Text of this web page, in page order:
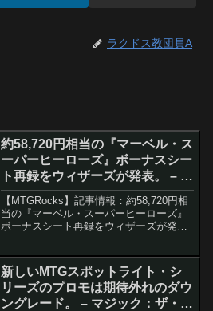
ラクドス教団員A
約58,720円相当の『マーベル・ス
ーパーヒーローズ』ボーナスシー
ト再録をウィザーズが発表。 – マ
ジック：ザ・ギャザリング
【MTGRocks】記事情報：約58,720円相
当の『マーベル・スーパーヒーローズ』
ボーナスシート再録をウィザーズが発
値Magic: The Gatheringの『マ...
新しいMTGスポットライト・シ
リーズのプロモは期待外れのダウ
ングレード。 – マジック：ザ・ギ